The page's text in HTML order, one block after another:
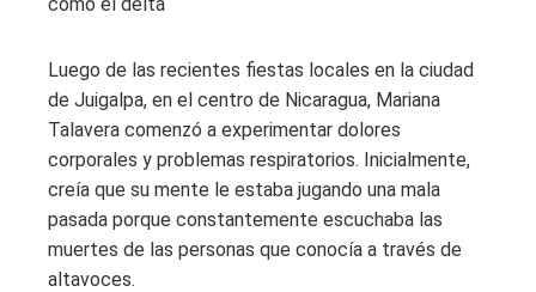
Luego de las recientes fiestas locales en la ciudad
de Juigalpa, en el centro de Nicaragua, Mariana
Talavera comenzó a experimentar dolores
corporales y problemas respiratorios. Inicialmente,
creía que su mente le estaba jugando una mala
pasada porque constantemente escuchaba las
muertes de las personas que conocía a través de
altavoces.